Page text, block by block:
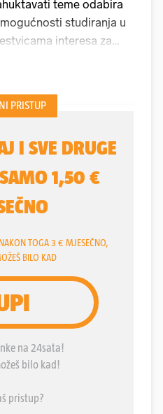
teme odabira
studiranja u
interesa za
fakulteta u Zagrebu,
Zdravstvenom
mjesec probila i
pilot Prometnog
su omjeri prema
broj mjesta. Najbolji
ekonomija je uvijek
studije u inozemstvu.
stranih studenata u
godine studij u
a to je 20 posto više u
od razloga za odabir
je i to što Hrvatska u
nije skupa. Studij
Britaniji pokazalo kako